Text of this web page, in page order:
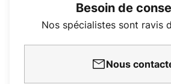
Besoin de
Nos spécialistes sont ravis
Nous